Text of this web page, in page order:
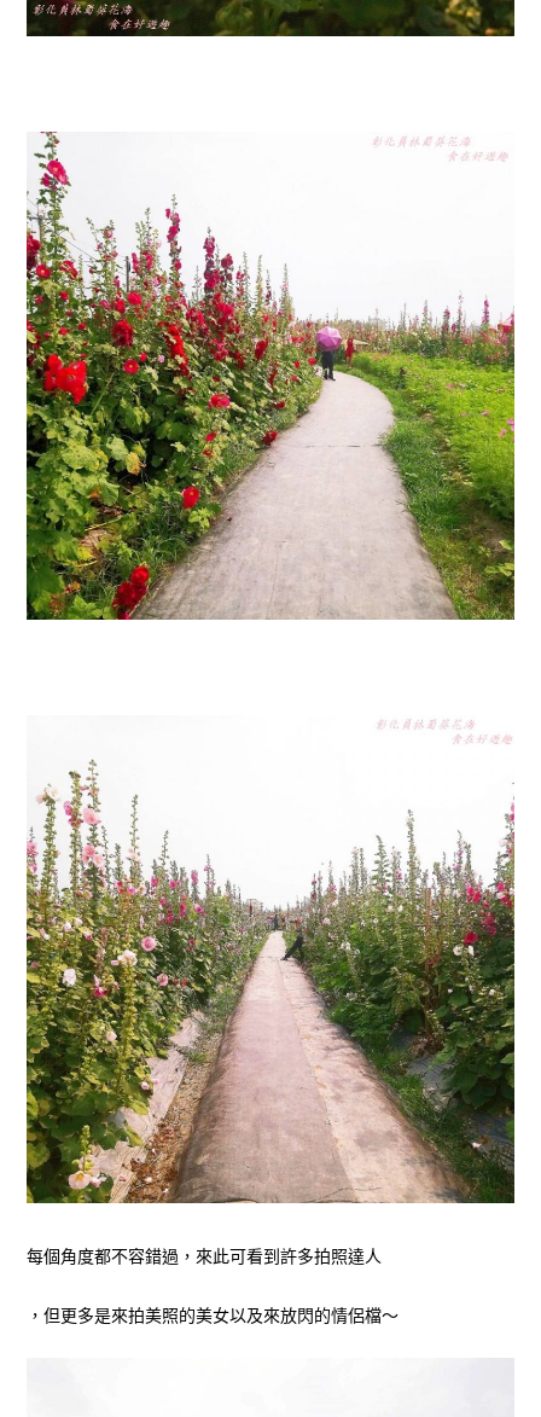
每個角度都不容錯過，來此可看到許多拍照達人
，但更多是來拍美照的美女以及來放閃的情侶檔～